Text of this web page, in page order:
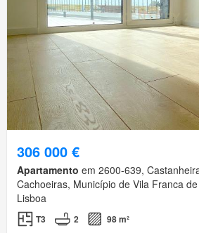
306 000 €
Apartamento em 2600-639,
Cachoeiras, Município de Vila Franca
Lisboa
T3 2 98 m²